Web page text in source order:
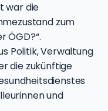
war die
zum
ÖGD?“.
Politik, Verwaltung
die zukünftige
und